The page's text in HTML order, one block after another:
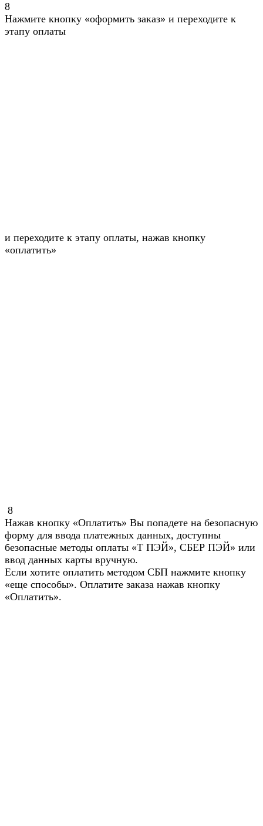
8
Нажмите кнопку «оформить заказ» и переходите к
этапу оплаты
и переходите к этапу оплаты, нажав кнопку
«оплатить»
8
Нажав кнопку «Оплатить» Вы попадете на безопасную
форму для ввода платежных данных, доступны
безопасные методы оплаты «Т ПЭЙ», СБЕР ПЭЙ» или
ввод данных карты вручную.
Если хотите оплатить методом СБП нажмите кнопку
«еще способы». Оплатите заказа нажав кнопку
«Оплатить».